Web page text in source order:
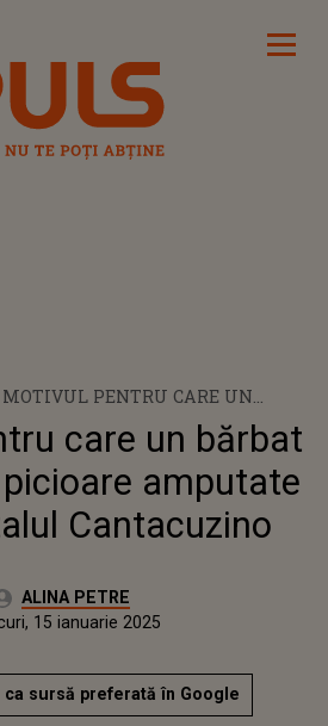
MOTIVUL PENTRU CARE UN
BĂRBAT A FURAT TREI PICIOARE
AMPUTATE DE LA SPITALUL
CANTACUZINO
care un bărbat
amputate
Cantacuzino
ALINA PETRE
15 ianuarie 2025
ca sursă preferată în Google